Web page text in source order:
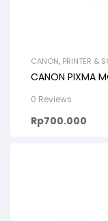
CANON, PRINTER &
CANON PIXMA
0 Reviews
Rp700.000